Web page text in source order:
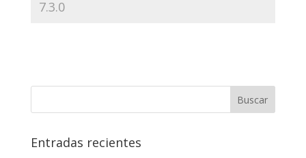
Entradas recientes